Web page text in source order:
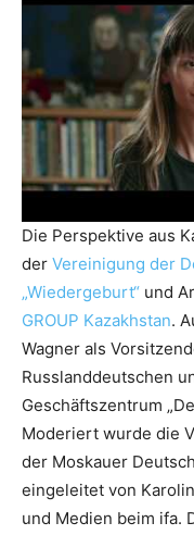
Die Perspektive aus
der Vereinigung der
„Wiedergeburt“ und
GROUP Kazakhstan.
Wagner als
Russlanddeutschen
Geschäftszentrum
Moderiert wurde die
der Moskauer
eingeleitet von
und Medien beim ifa.